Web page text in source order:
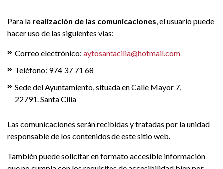
Para la realización de las comunicaciones, el usuario puede
hacer uso de las siguientes vías:
Correo electrónico: aytosantacilia@hotmail.com
Teléfono: 974 37 71 68
Sede del Ayuntamiento, situada en Calle Mayor 7,
22791. Santa Cilia
Las comunicaciones serán recibidas y tratadas por la unidad
responsable de los contenidos de este sitio web.
También puede solicitar en formato accesible información